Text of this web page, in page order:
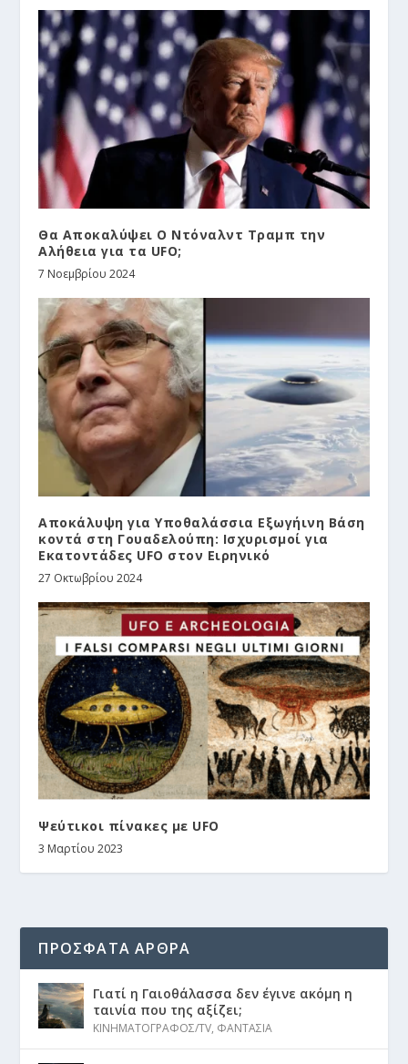
Θα Αποκαλύψει Ο Ντόναλντ Τραμπ την
Αλήθεια για τα UFO;
7 Νοεμβρίου 2024
Αποκάλυψη για Υποθαλάσσια Εξωγήινη Βάση
κοντά στη Γουαδελούπη: Ισχυρισμοί για
Εκατοντάδες UFO στον Ειρηνικό
27 Οκτωβρίου 2024
Ψεύτικοι πίνακες με UFO
3 Μαρτίου 2023
ΠΡΟΣΦΑΤΑ ΑΡΘΡΑ
Γιατί η Γαιοθάλασσα δεν έγινε ακόμη η
ταινία που της αξίζει;
ΚΙΝΗΜΑΤΟΓΡΑΦΟΣ/TV, ΦΑΝΤΑΣΙΑ